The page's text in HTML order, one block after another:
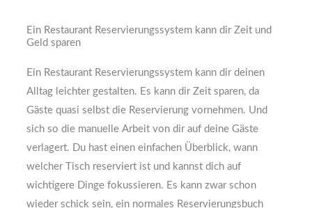
Ein Restaurant Reservierungssystem kann dir Zeit und
Geld sparen
Ein Restaurant Reservierungssystem kann dir deinen
Alltag leichter gestalten. Es kann dir Zeit sparen, da
Gäste quasi selbst die Reservierung vornehmen. Und
sich so die manuelle Arbeit von dir auf deine Gäste
verlagert. Du hast einen einfachen Überblick, wann
welcher Tisch reserviert ist und kannst dich auf
wichtigere Dinge fokussieren. Es kann zwar schon
wieder schick sein, ein normales Reservierungsbuch